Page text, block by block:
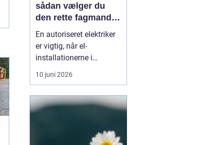
sådan vælger du
den rette fagmand
til dine el-opgaver
En autoriseret elektriker
er vigtig, når el-
installationerne i
hjemmet eller
virksomheden skal være
Fejl på el-installationer
ulykker. Mange søger
10 juni 2026